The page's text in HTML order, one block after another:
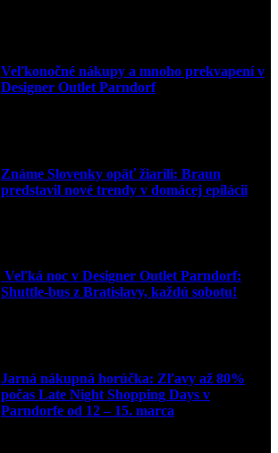
Veľkonočné nákupy a mnoho prekvapení v
Designer Outlet Parndorf
Známe Slovenky opäť žiarili: Braun
predstavil nové trendy v domácej epilácii
Veľká noc v Designer Outlet Parndorf:
Shuttle-bus z Bratislavy, každú sobotu!
Jarná nákupná horúčka: Zľavy až 80%
počas Late Night Shopping Days v
Parndorfe od 12 – 15. marca